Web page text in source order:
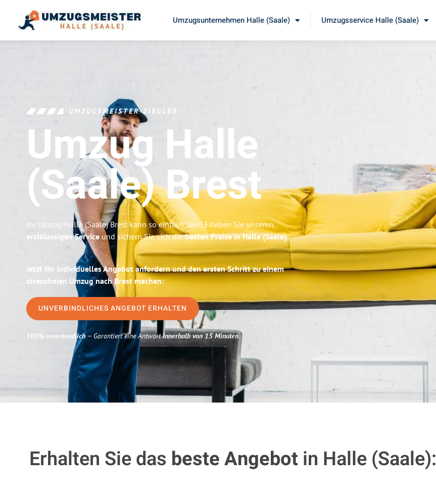
Umzugsunternehmen Halle (Saale) Umzugsservice Halle (Saale)
UMZUGSMEISTER ZIEGLER
Umzug Halle
(Saale)Brest
Ihr Umzug Halle (Saale) Brest kann so einfach sein! Erleben Sie unseren
erstklassigen Service und sichern Sie sich diebesten Preise in Halle (Saale).
Jetzt Ihr individuelles Angebot anfordern und den ersten Schritt zu einem
stressfreien Umzug nach Brest machen:
UNVERBINDLICHES ANGEBOT ERHALTEN
100% unverbindlich– Garantiert eine Antwortinnerhalb von 15 Minuten.
Erhalten Sie das beste Angebotin Halle (Saale):